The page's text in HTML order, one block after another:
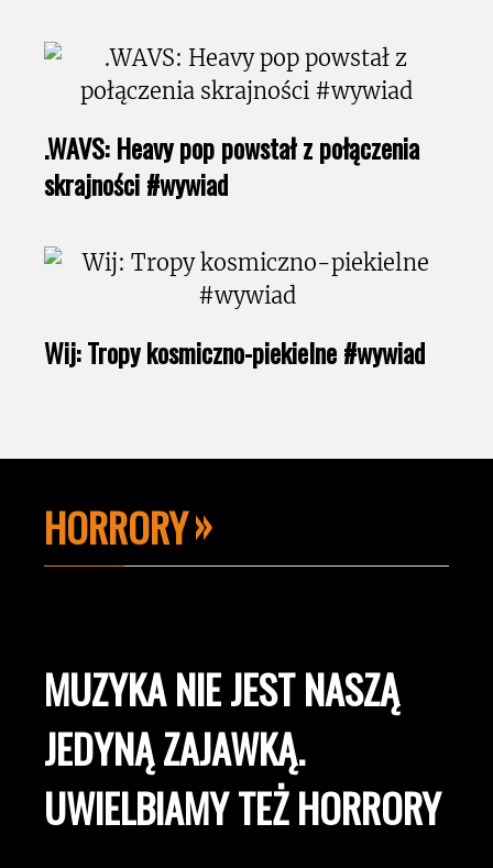
.WAVS: Heavy pop powstał z połączenia
skrajności #wywiad
Wij: Tropy kosmiczno-piekielne #wywiad
HORRORY
MUZYKA NIE JEST NASZĄ
JEDYNĄ ZAJAWKĄ.
UWIELBIAMY TEŻ HORRORY